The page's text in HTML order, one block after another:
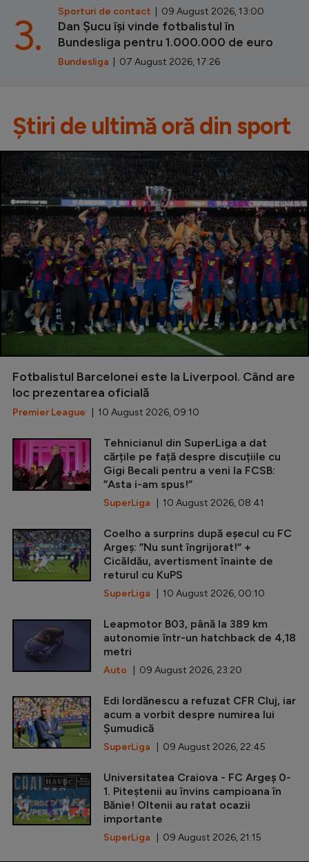
Sporturi de contact | 09 August 2026, 13:00
Dan Șucu își vinde fotbalistul în
Bundesliga pentru 1.000.000 de euro
Bundesliga | 07 August 2026, 17:26
3.
Știri de ultimă oră din sport
Fotbalistul Barcelonei este la Liverpool. Când are
loc prezentarea oficială
Premier League | 10 August 2026, 09:10
Tehnicianul din SuperLiga a dat
cărțile pe față despre discuțiile cu
Gigi Becali pentru a veni la FCSB:
”Asta i-am spus!”
SuperLiga | 10 August 2026, 08:41
Coelho a surprins după eșecul cu FC
Argeș: ”Nu sunt îngrijorat!” +
Cicâldău, avertisment înainte de
returul cu KuPS
SuperLiga | 10 August 2026, 00:10
Leapmotor B03, până la 389 km
autonomie într-un hatchback de 4,18
metri
Auto | 09 August 2026, 23:20
Edi Iordănescu a refuzat CFR Cluj, iar
acum a vorbit despre numirea lui
Șumudică
SuperLiga | 09 August 2026, 22:45
Universitatea Craiova - FC Argeș 0-
1. Piteștenii au învins campioana în
Bănie! Oltenii au ratat ocazii
importante
SuperLiga | 09 August 2026, 21:15